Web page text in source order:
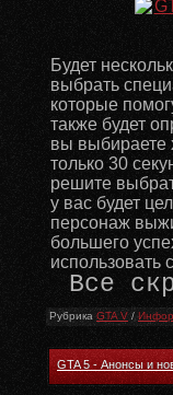
Будет
выбрать
которые
также будет
вы выбираете
только 30
решите
у вас будет
персонаж
большего
использовать
Все
Рубрика GTA V /
GTA 5 - Анонсы и